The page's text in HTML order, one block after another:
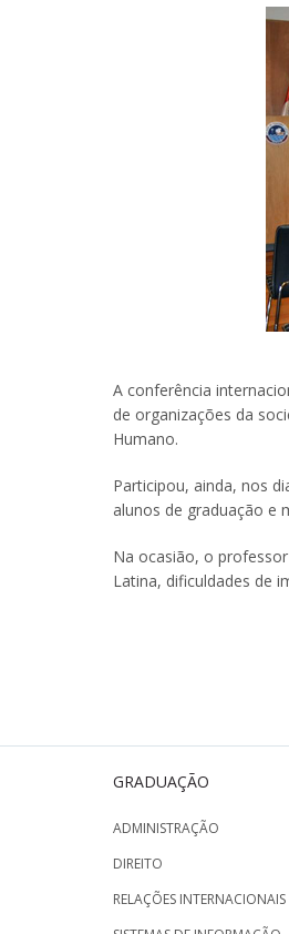
A conferência
de organizações da
Humano.
Participou, ainda, nos
alunos de graduação e
Na ocasião, o
Latina, dificuldades de
GRADUAÇÃO
ADMINISTRAÇÃO
DIREITO
RELAÇÕES INTERNACIONAIS